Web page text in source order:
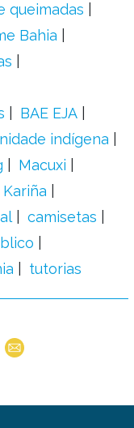
queimadas
Bahia
BAE EJA
indígena
Macuxi
Kariña
camisetas
tutorias